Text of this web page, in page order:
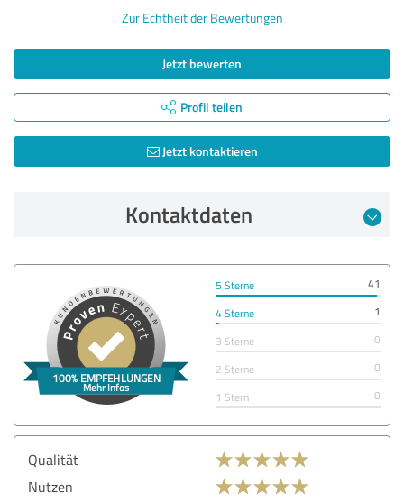
Zur Echtheit der Bewertungen
Jetzt bewerten
Profil teilen
Jetzt kontaktieren
Kontaktdaten
5 Sterne
41
4 Sterne
1
3 Sterne
0
2 Sterne
0
1 Stern
0
Qualität
Nutzen